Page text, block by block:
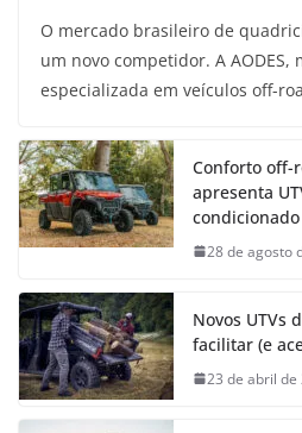
O mercado brasileiro de
um novo competidor. A AODES,
especializada em veículos off-
Conforto off-
apresenta
condicionado
28 de agosto
Novos UTVs
facilitar (e
23 de abril de